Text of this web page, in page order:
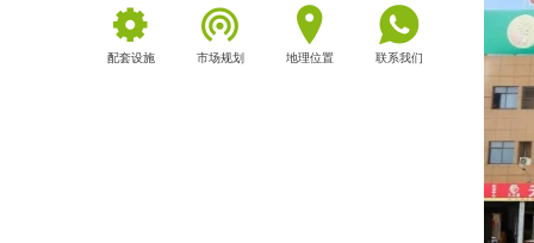
配套设施 市场规划 地理位置 联系我们